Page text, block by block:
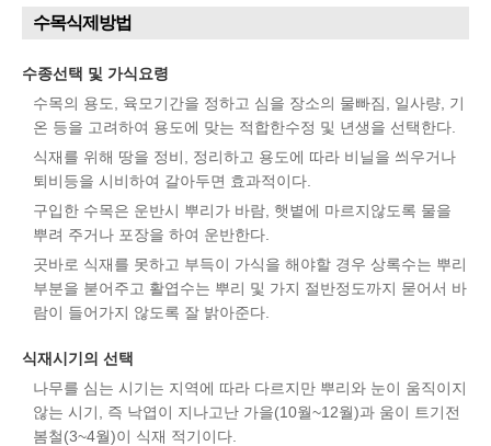
수목식제방법
수종선택 및 가식요령
수목의 용도, 육모기간을 정하고 심을 장소의 물빠짐, 일사량, 기
온 등을 고려하여 용도에 맞는 적합한수정 및 년생을 선택한다.
식재를 위해 땅을 정비, 정리하고 용도에 따라 비닐을 씌우거나
퇴비등을 시비하여 갈아두면 효과적이다.
구입한 수목은 운반시 뿌리가 바람, 햇볕에 마르지않도록 물을
뿌려 주거나 포장을 하여 운반한다.
곳바로 식재를 못하고 부득이 가식을 해야할 경우 상록수는 뿌리
부분을 붇어주고 활엽수는 뿌리 및 가지 절반정도까지 묻어서 바
람이 들어가지 않도록 잘 밝아준다.
식재시기의 선택
나무를 심는 시기는 지역에 따라 다르지만 뿌리와 눈이 움직이지
않는 시기, 즉 낙엽이 지나고난 가을(10월~12월)과 움이 트기전
봄철(3~4월)이 식재 적기이다.